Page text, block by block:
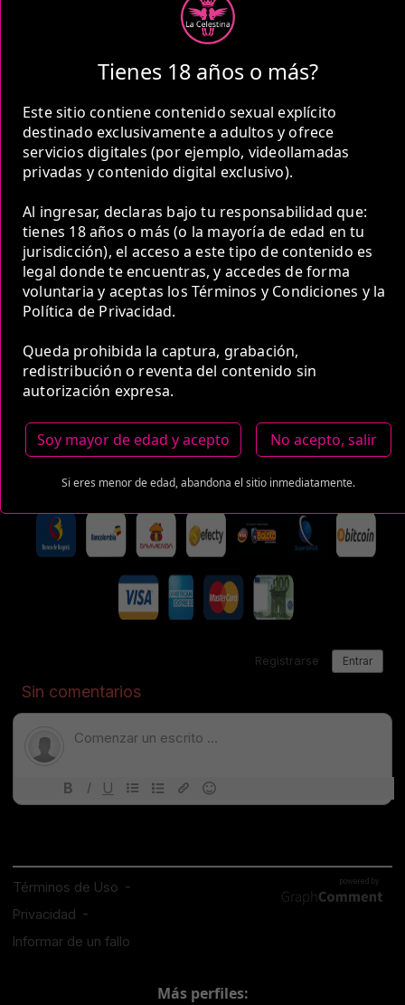
Tienes 18 años o más?
Este sitio contiene contenido sexual explícito
destinado exclusivamente a adultos y ofrece
servicios digitales (por ejemplo, videollamadas
privadas y contenido digital exclusivo).
Al ingresar, declaras bajo tu responsabilidad que:
tienes 18 años o más (o la mayoría de edad en tu
jurisdicción), el acceso a este tipo de contenido es
legal donde te encuentras, y accedes de forma
voluntaria y aceptas los Términos y Condiciones y la
Política de Privacidad.
Queda prohibida la captura, grabación,
redistribución o reventa del contenido sin
autorización expresa.
Soy mayor de edad y acepto No acepto, salir
Si eres menor de edad, abandona el sitio inmediatamente.
1 Hora
COP 1,000,000.00
2 Horas
COP 1,500,000.00
COP 2,700,000.00
Estas tarifas incluyen transporte y preservativos
Más perfiles: